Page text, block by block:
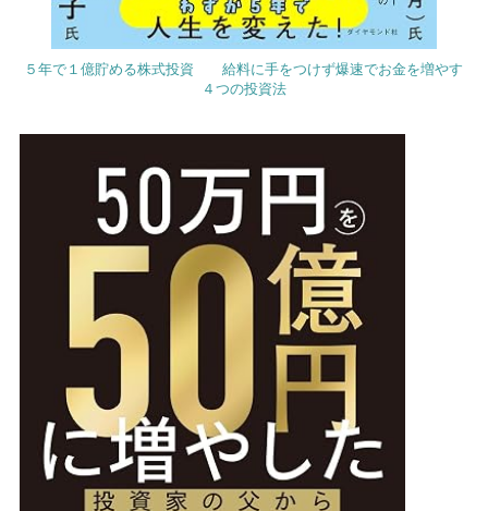
５年で１億貯める株式投資 給料に手をつけず爆速でお金を増やす
４つの投資法